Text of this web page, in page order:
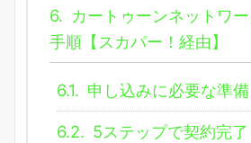
6. カートゥーンネットワ
手順【スカパー！経由】
6.1. 申し込みに必要な準備
6.2. 5ステップで契約完了